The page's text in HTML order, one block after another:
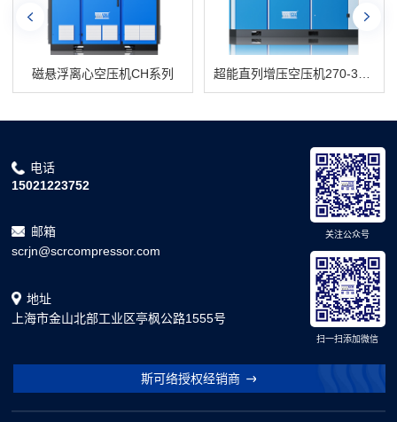
磁悬浮离心空压机CH系列
电话
15021223752
邮箱
scrjn@scrcompressor.com
地址
上海市金山北部工业区亭枫公路1555号
关注公众号
扫一扫添加微信
斯可络授权经销商